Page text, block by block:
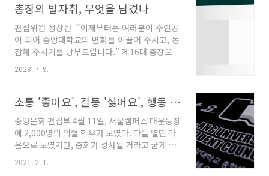
총장의 발자취, 무엇을 남겼나
편집위원 정상원 “이제부터는 여러분이 주인공
이 되어 중앙대학교의 변화를 이끌어 주시고, 동
참해 주시기를 당부드립니다.” 제16대 총장으로
선임된 중앙대학교 박상규 총장이 취임사 말미에
한 발언이다. 이날 취임식은 코로나19 확산 우려
박 총장은 취임식에서 “학령인구의 감소, 등록금
동결로 악화된 재정, 학문의 융합화 등 수 없이 많
은 난제들이 놓여있다” 말했다. 박 총장은 중앙대
이사회 의결을 거쳐 지난 2020년 3월 2일 취임했
다. 기본 임기 2년을 마친 2021년 12월에는 중임
이 결정됐다. 이제 남은 임기는 약 8개월이다. 박
2023. 7. 9.
소통 '좋아요', 갈등 '싫어요', 행동 '안 해요!'
중앙문화 편집부 4월 11일, 서울캠퍼스 대운동장
에 2,000명의 의혈 학우가 모였다. 다들 열띤 마
음으로 모였지만, 총회가 성사될 거라고 굳게 믿
은 사람은 그리 많지 않았을 것이다. 그러나 보란
듯이 총회가 성사되자 대운동장에 모인 군중들은
2021. 2. 1.